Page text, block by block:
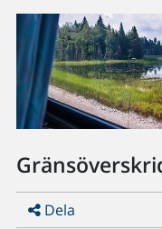
Dela